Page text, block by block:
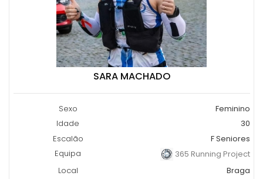
SARA MACHADO
Sexo
Feminino
Idade
30
Escalão
F Seniores
Equipa
365 Running Project
Local
Braga